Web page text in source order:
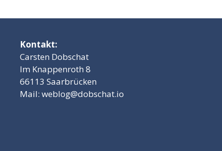
Kontakt:
Carsten Dobschat
Im Knappenroth 8
66113 Saarbrücken
Mail: weblog@dobschat.io